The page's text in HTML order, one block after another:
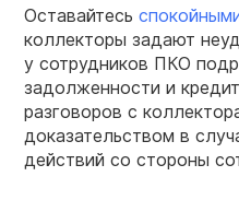
Оставайтесь
коллекторы задают
у сотрудников ПКО
задолженности и
разговоров с
доказательством в
действий со стороны